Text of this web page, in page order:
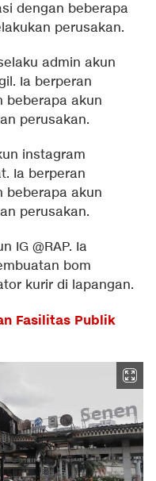
dengan beberapa
perusakan.
admin akun
Ia berperan
beberapa akun
perusakan.
instagram
Ia berperan
beberapa akun
perusakan.
IG @RAP. Ia
bom
kurir di lapangan.
Fasilitas Publik